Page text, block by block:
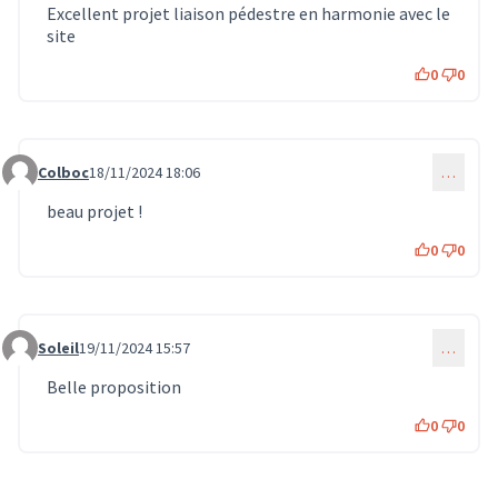
Excellent projet liaison pédestre en harmonie avec le
site
0 0
Commentaire 1232
Colboc18/11/2024 18:06 …
beau projet !
0 0
Commentaire 1249
Soleil19/11/2024 15:57 …
Belle proposition
0 0